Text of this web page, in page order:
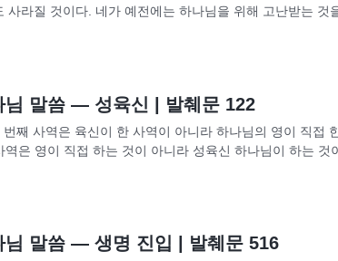
사라질 것이다. 네가 예전에는 하나님을 위해 고난받는 것
님 말씀 ― 성육신 | 발췌문 122
째 사역은 육신이 한 사역이 아니라 하나님의 영이 직접
은 영이 직접 하는 것이 아니라 성육신 하나님이 하는 것
님 말씀 ― 생명 진입 | 발췌문 516